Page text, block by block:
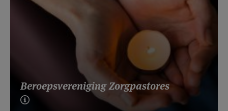
Beroepsvereniging Zorgpastores